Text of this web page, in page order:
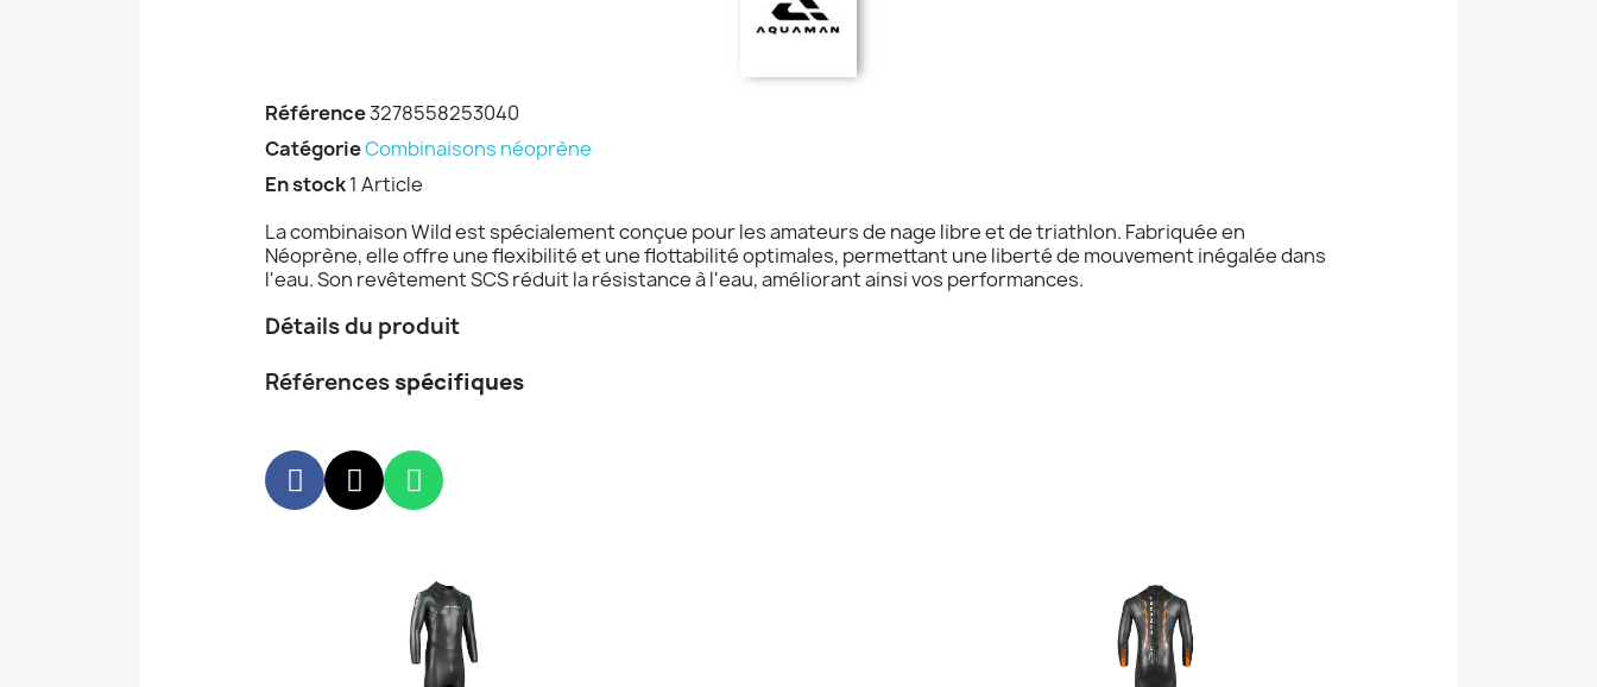
Référence3278558253040
CatégorieCombinaisons néoprène
En stock1 Article
La combinaison Wild est spécialement conçue pour les amateurs de nage libre et de triathlon. Fabriquée en
Néoprène, elle offre une flexibilité et une flottabilité optimales, permettant une liberté de mouvement inégalée dans
l'eau. Son revêtement SCS réduit la résistance à l'eau, améliorant ainsi vos performances.
Détails du produit
Références spécifiques